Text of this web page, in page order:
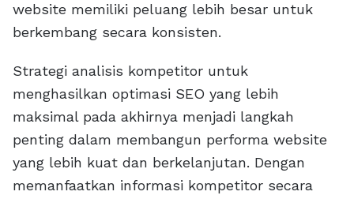
website memiliki peluang lebih besar untuk
berkembang secara konsisten.
Strategi analisis kompetitor untuk
menghasilkan optimasi SEO yang lebih
maksimal pada akhirnya menjadi langkah
penting dalam membangun performa website
yang lebih kuat dan berkelanjutan. Dengan
memanfaatkan informasi kompetitor secara